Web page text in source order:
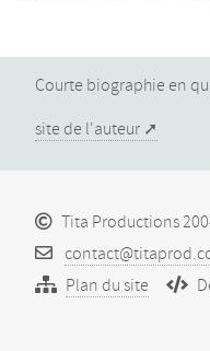
Courte biographie en
site de l'auteur
Tita Productions
Plan du site